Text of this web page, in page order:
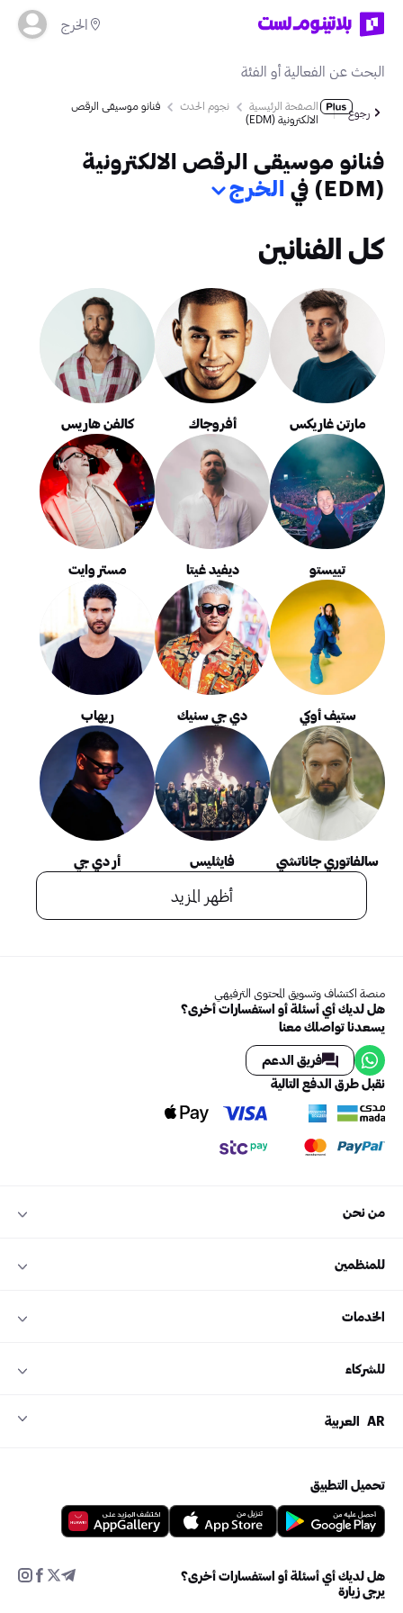
الخرج
رجوع
الصفحة الرئيسية نجوم الحدث
فنانو موسيقى الرقص
الالكترونية (EDM)
فنانو موسيقى الرقص الالكترونية
(EDM) في
الخرج
كل الفنانين
مارتن غاريكس أفروجاك كالفن هاريس
تييستو ديفيد غيتا مستر وايت
ستيف أوكي دي جي سنيك ريهاب
سالفاتوري جاناتشي فايثليس أر دي جي
أظهر المزيد
منصة اكتشاف وتسويق المحتوى الترفيهي
هل لديك أي أسئلة أو استفسارات أخرى؟
يسعدنا تواصلك معنا
فريق الدعم
نقبل طرق الدفع التالية
من نحن
للمنظمين
الخدمات
للشركاء
AR العربية
تحميل التطبيق
هل لديك أي أسئلة أو استفسارات أخرى؟
يرجى زيارة